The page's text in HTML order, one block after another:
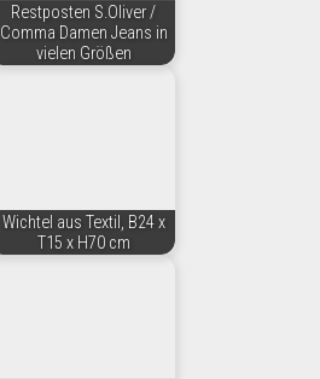
Restposten S.Oliver /
Comma Damen Jeans in
vielen Größen
Wichtel aus Textil, B24 x
T15 x H70 cm